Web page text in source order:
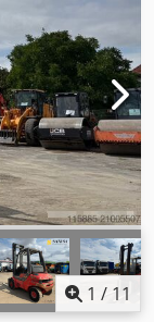
1 / 11